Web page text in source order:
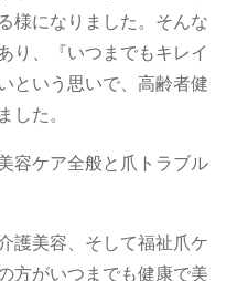
様になりました。そんな
り、『いつまでもキレイ
という思いで、高齢者健
した。
容ケア全般と爪トラブル
護美容、そして福祉爪ケ
方がいつまでも健康で美